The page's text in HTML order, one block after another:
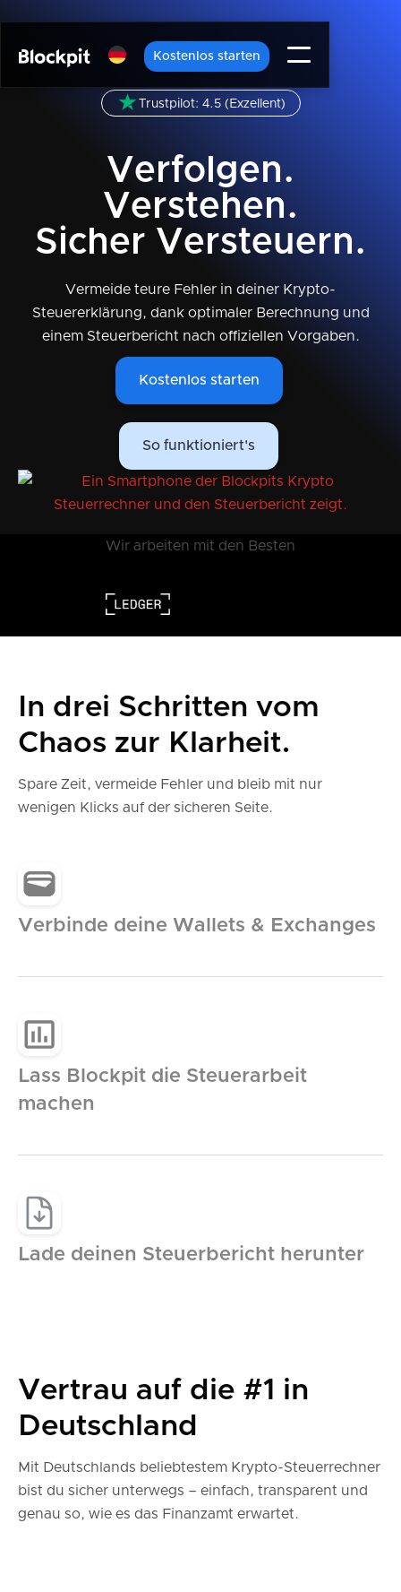
Kostenlos starten
Trustpilot: 4.5 (Exzellent)
Verfolgen.
Verstehen.
Sicher Versteuern.
Vermeide teure Fehler in deiner Krypto-
Steuererklärung, dank optimaler Berechnung und
einem Steuerbericht nach offiziellen Vorgaben.
Kostenlos starten
So funktioniert's
Wir arbeiten mit den Besten
In drei Schritten vom
Chaos zur Klarheit.
Spare Zeit, vermeide Fehler und bleib mit nur
wenigen Klicks auf der sicheren Seite.
Verbinde deine Wallets & Exchanges
Lass Blockpit die Steuerarbeit
machen
Lade deinen Steuerbericht herunter
Vertrau auf die #1 in
Deutschland
Mit Deutschlands beliebtestem Krypto-Steuerrechner
bist du sicher unterwegs – einfach, transparent und
genau so, wie es das Finanzamt erwartet.